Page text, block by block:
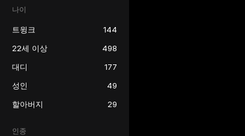
나이
트윙크
144
22세 이상
498
대디
177
성인
49
할아버지
29
인종